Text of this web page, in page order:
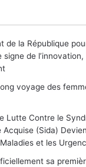
de la République
signe de
voyage des
Lutte Contre le
(Sida)
et les
sa